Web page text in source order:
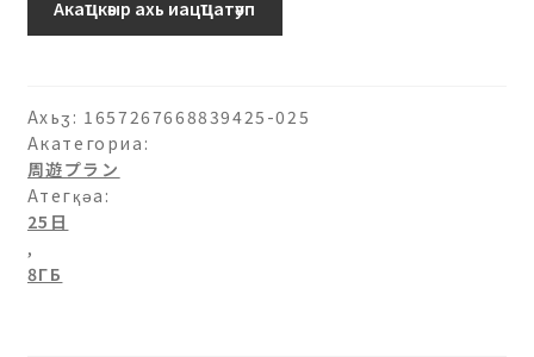
Акаҵкәыр ахь иацҵатәуп
Ахьӡ: 1657267668839425-025
Акатегориа:
周遊プラン
Атегқәа:
25日
,
8ГБ